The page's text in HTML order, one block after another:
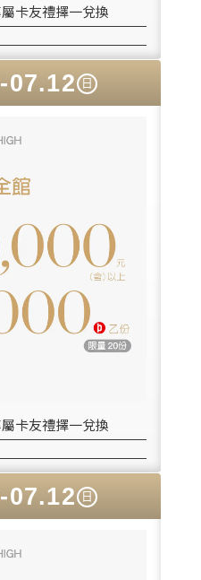
卡友禮擇一兌換
-07.12 日
卡友禮擇一兌換
-07.12 日